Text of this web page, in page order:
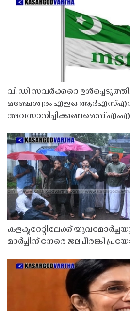
വി ഡി സവർക്കറെ
മഞ്ചേശ്വരം എഇഒ
അവസാനിപ്പിക്കണമെന്ന്
കളക്ടറേറ്റിലേക്ക്
മാർച്ചിന് നേരെ ജലപീരങ്കി